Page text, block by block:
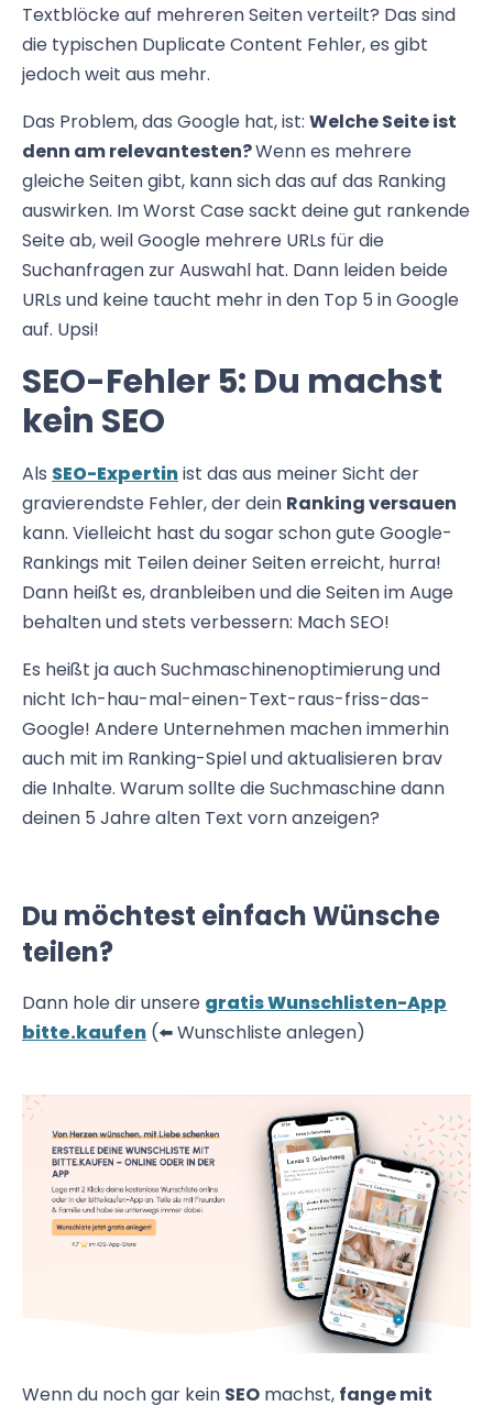
Textblöcke auf mehreren Seiten verteilt? Das sind
die typischen Duplicate Content Fehler, es gibt
jedoch weit aus mehr.
Das Problem, das Google hat, ist: Welche Seite ist
denn am relevantesten?Wenn es mehrere
gleiche Seiten gibt, kann sich das auf das Ranking
auswirken. Im Worst Case sackt deine gut rankende
Seite ab, weil Google mehrere URLs für die
Suchanfragen zur Auswahl hat. Dann leiden beide
URLs und keine taucht mehr in den Top 5 in Google
auf. Upsi!
SEO-Fehler 5: Du machst
kein SEO
Als SEO-Expertinist das aus meiner Sicht der
gravierendste Fehler, der dein Ranking versauen
kann. Vielleicht hast du sogar schon gute Google-
Rankings mit Teilen deiner Seiten erreicht, hurra!
Dann heißt es, dranbleiben und die Seiten im Auge
behalten und stets verbessern: Mach SEO!
Es heißt ja auch Suchmaschinenoptimierung und
nicht Ich-hau-mal-einen-Text-raus-friss-das-
Google! Andere Unternehmen machen immerhin
auch mit im Ranking-Spiel und aktualisieren brav
die Inhalte. Warum sollte die Suchmaschine dann
deinen 5 Jahre alten Text vorn anzeigen?
Du möchtest einfach Wünsche
teilen?
Dann hole dir unsere gratis Wunschlisten-App
bitte.kaufen (⬅️ Wunschliste anlegen)
Wenn du noch gar kein SEO machst, fange mit